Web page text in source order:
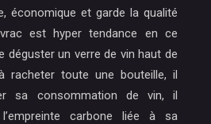
économique et garde la qualité
est hyper tendance en ce
déguster un verre de vin haut de
racheter toute une bouteille, il
sa consommation de vin, il
carbone liée à sa